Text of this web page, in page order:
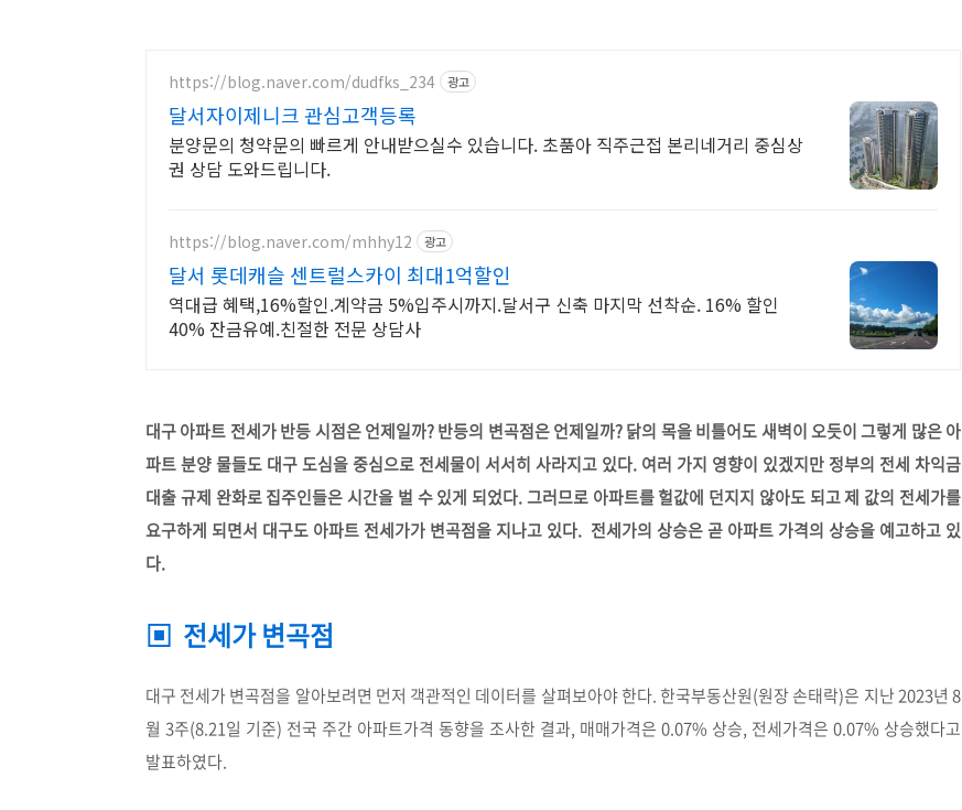
https://blog.naver.com/dudfks_234 광고
달서자이제니크 관심고객등록
분양문의 청약문의 빠르게 안내받으실수 있습니다. 초품아 직주근접 본리네거리 중심상
권 상담 도와드립니다.
https://blog.naver.com/mhhy12 광고
달서 롯데캐슬 센트럴스카이 최대1억할인
역대급 혜택,16%할인.계약금 5%입주시까지.달서구 신축 마지막 선착순. 16% 할인
40% 잔금유예.친절한 전문 상담사
대구 아파트 전세가 반등 시점은 언제일까? 반등의 변곡점은 언제일까? 닭의 목을 비틀어도 새벽이 오듯이 그렇게 많은 아
파트 분양 물들도 대구 도심을 중심으로 전세물이 서서히 사라지고 있다. 여러 가지 영향이 있겠지만 정부의 전세 차익금
대출 규제 완화로 집주인들은 시간을 벌 수 있게 되었다. 그러므로 아파트를 헐값에 던지지 않아도 되고 제 값의 전세가를
요구하게 되면서 대구도 아파트 전세가가 변곡점을 지나고 있다. 전세가의 상승은 곧 아파트 가격의 상승을 예고하고 있
다.
▣ 전세가 변곡점
대구 전세가 변곡점을 알아보려면 먼저 객관적인 데이터를 살펴보아야 한다. 한국부동산원(원장 손태락)은 지난 2023년 8
월 3주(8.21일 기준) 전국 주간 아파트가격 동향을 조사한 결과, 매매가격은 0.07% 상승, 전세가격은 0.07% 상승했다고
발표하였다.